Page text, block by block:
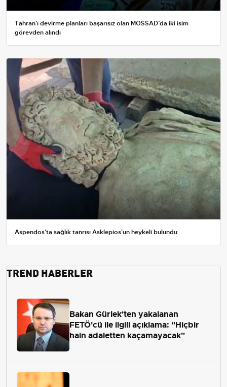
Tahran’ı devirme planları başarısız olan MOSSAD’da iki isim
görevden alındı
Aspendos'ta sağlık tanrısı Asklepios'un heykeli bulundu
TREND HABERLER
Bakan Gürlek'ten yakalanan
FETÖ'cü ile ilgili açıklama: "Hiçbir
hain adaletten kaçamayacak"